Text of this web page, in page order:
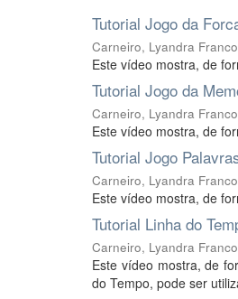
Tutorial Jogo da
Carneiro, Lyandra Franco
Este vídeo mostra, de
Tutorial Jogo da
Carneiro, Lyandra Franco
Este vídeo mostra, de
Tutorial Jogo
Carneiro, Lyandra Franco
Este vídeo mostra, de
Tutorial Linha do
Carneiro, Lyandra Franco
Este vídeo mostra, de
do Tempo, pode ser